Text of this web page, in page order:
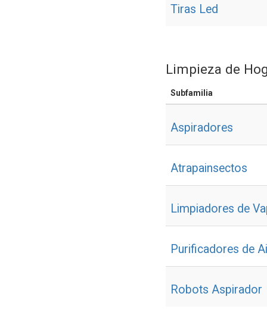
Tiras Led
Limpieza de
Subfamilia
Aspiradores
Atrapainsectos
Limpiadores de
Purificadores de
Robots Aspirador